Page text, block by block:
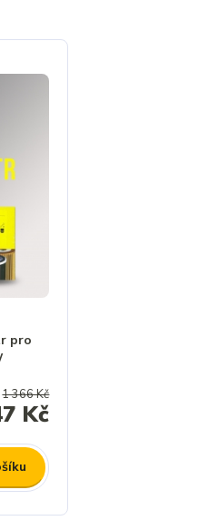
pro
1 366 Kč
Kč